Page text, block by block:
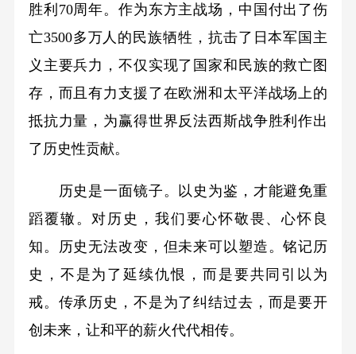
胜利70周年。作为东方主战场，中国付出了伤
亡3500多万人的民族牺牲，抗击了日本军国主
义主要兵力，不仅实现了国家和民族的救亡图
存，而且有力支援了在欧洲和太平洋战场上的
抵抗力量，为赢得世界反法西斯战争胜利作出
了历史性贡献。
历史是一面镜子。以史为鉴，才能避免重
蹈覆辙。对历史，我们要心怀敬畏、心怀良
知。历史无法改变，但未来可以塑造。铭记历
史，不是为了延续仇恨，而是要共同引以为
戒。传承历史，不是为了纠结过去，而是要开
创未来，让和平的薪火代代相传。